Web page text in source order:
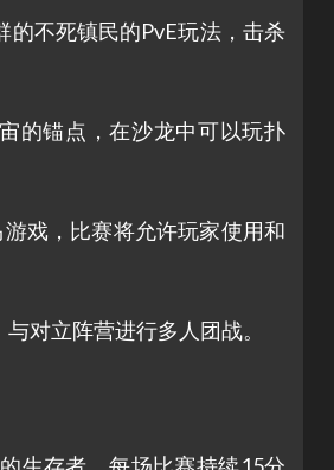
的不死镇民的PvE玩法，击杀
的锚点，在沙龙中可以玩扑
戏，比赛将允许玩家使用和
对立阵营进行多人团战。